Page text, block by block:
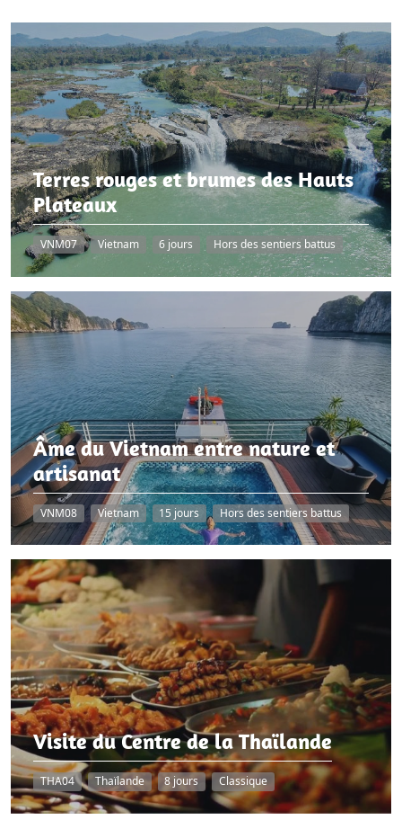
Terres rouges et brumes des Hauts
Plateaux
VNM07 Vietnam 6 jours Hors des sentiers battus
Âme du Vietnam entre nature et
artisanat
VNM08 Vietnam 15 jours Hors des sentiers battus
Visite du Centre de la Thaïlande
THA04 Thaïlande 8 jours Classique